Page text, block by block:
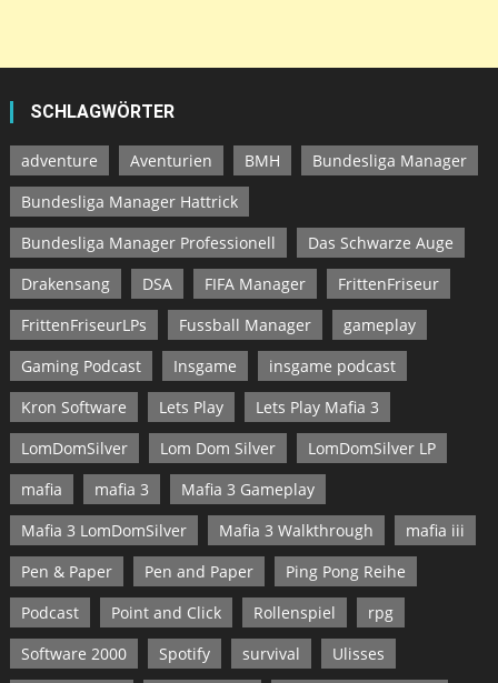
SCHLAGWÖRTER
adventure Aventurien BMH
Bundesliga Manager
Bundesliga Manager Hattrick
Bundesliga Manager Professionell
Das Schwarze Auge
Drakensang
DSA FIFA Manager
FrittenFriseur
FrittenFriseurLPs
Fussball Manager
gameplay
Gaming Podcast
Insgame
insgame podcast
Kron Software
Lets Play
Lets Play Mafia 3
LomDomSilver
Lom Dom Silver
LomDomSilver LP
mafia
mafia 3
Mafia 3 Gameplay
Mafia 3 LomDomSilver
Mafia 3 Walkthrough
mafia iii
Pen & Paper
Pen and Paper
Ping Pong Reihe
Podcast
Point and Click Rollenspiel
rpg
Software 2000
Spotify survival
Ulisses